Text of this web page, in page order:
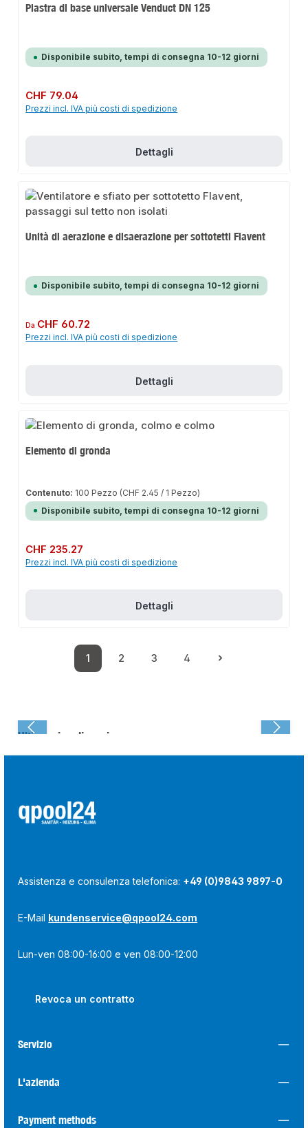
Piastra di base universale Venduct DN 125
Disponibile subito, tempi di consegna 10-12 giorni
Prezzo normale:
CHF 79.04
Prezzi incl. IVA più costi di spedizione
Dettagli
Unità di aerazione e disaerazione per sottotetti Flavent
Disponibile subito, tempi di consegna 10-12 giorni
Prezzo normale:
Da CHF 60.72
Prezzi incl. IVA più costi di spedizione
Dettagli
Elemento di gronda
Contenuto: 100 Pezzo (CHF 2.45 / 1 Pezzo)
Disponibile subito, tempi di consegna 10-12 giorni
Prezzo normale:
CHF 235.27
Prezzi incl. IVA più costi di spedizione
Dettagli
Pagina
1
Pagina
2
Pagina
3
Pagina
4
Ultima visualizzazione:
Assistenza e consulenza telefonica: +49 (0)9843 9897-0
E-Mail kundenservice@qpool24.com
Lun-ven 08:00-16:00 e ven 08:00-12:00
Revoca un contratto
Servizio
L'azienda
Payment methods